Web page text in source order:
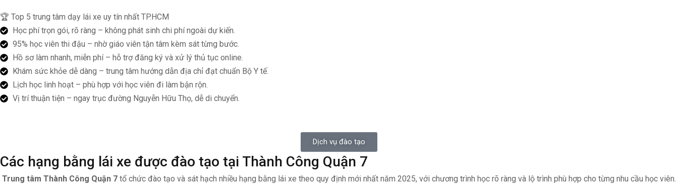
🏆 Top 5 trung tâm dạy lái xe uy tín nhất TP.HCM
Học phí trọn gói, rõ ràng – không phát sinh chi phí ngoài dự kiến.
95% học viên thi đậu – nhờ giáo viên tận tâm kèm sát từng bước.
Hồ sơ làm nhanh, miễn phí – hỗ trợ đăng ký và xử lý thủ tục online.
Khám sức khỏe dễ dàng – trung tâm hướng dẫn địa chỉ đạt chuẩn Bộ Y tế.
Lịch học linh hoạt – phù hợp với học viên đi làm bận rộn.
Vị trí thuận tiện – ngay trục đường Nguyễn Hữu Thọ, dễ di chuyển.
Dịch vụ đào tạo
Các hạng bằng lái xe được đào tạo tại Thành Công Quận 7
Trung tâm Thành Công Quận 7 tổ chức đào tạo và sát hạch nhiều hạng bằng lái xe theo quy định mới nhất năm 2025, với chương trình học rõ ràng và lộ trình phù hợp cho từng nhu cầu học viên.